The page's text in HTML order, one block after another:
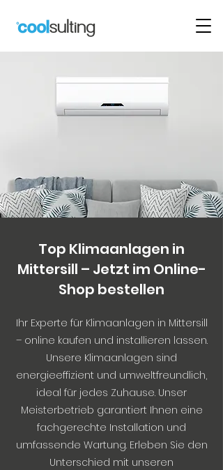
Top Klimaanlagen in
Mittersill – Jetzt im Online-
Shop bestellen
Ihr Experte für Klimaanlagen in Mittersill
– online kaufen und installieren lassen.
Unsere Klimaanlagen sind
energieeffizient und umweltfreundlich,
ideal für jedes Zuhause. Unser
Meisterbetrieb garantiert Ihnen eine
fachgerechte Installation und
umfassende Wartung. Erleben Sie den
Unterschied mit unseren